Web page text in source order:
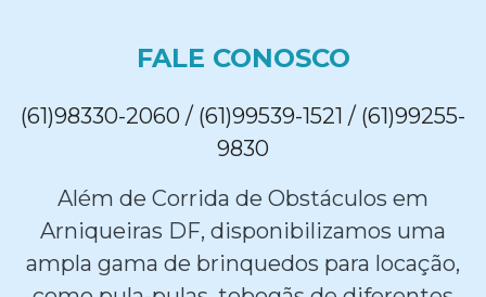
FALE CONOSCO
(61)98330-2060 / (61)99539-1521 / (61)99255-
9830
Além de Corrida de Obstáculos em
Arniqueiras DF, disponibilizamos uma
ampla gama de brinquedos para locação,